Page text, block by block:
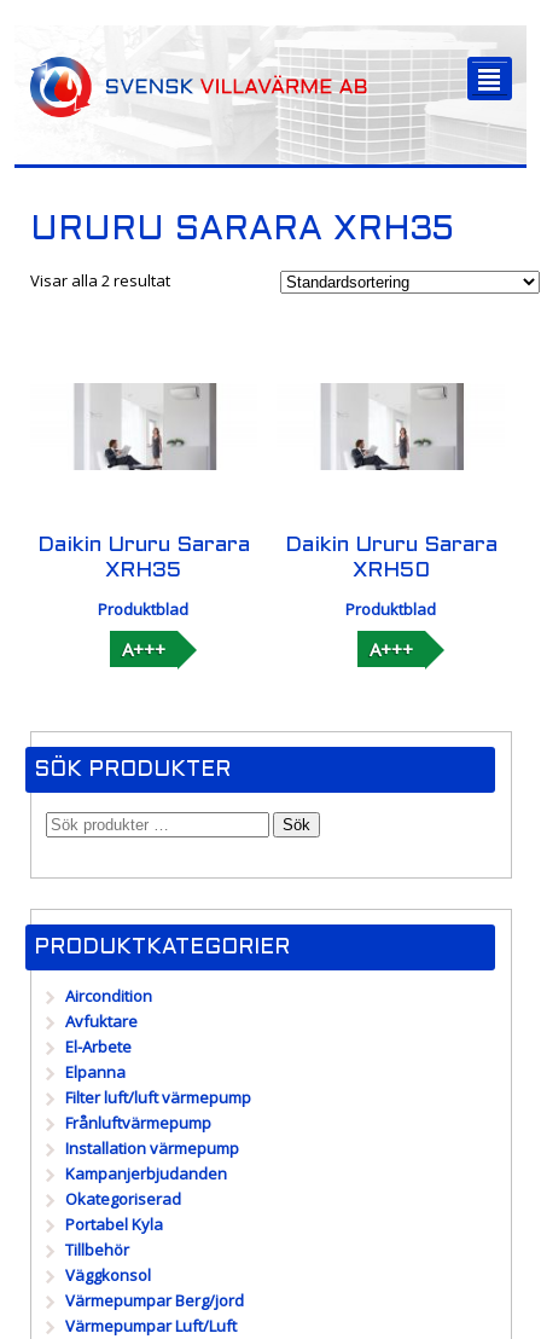
²
URURU SARARA XRH35
Visar alla 2 resultat
Daikin Ururu Sarara
XRH35
Produktblad
A+++
Daikin Ururu Sarara
XRH50
Produktblad
A+++
SÖK PRODUKTER
Sök
PRODUKTKATEGORIER
Aircondition
Avfuktare
El-Arbete
Elpanna
Filter luft/luft värmepump
Frånluftvärmepump
Installation värmepump
Kampanjerbjudanden
Okategoriserad
Portabel Kyla
Tillbehör
Väggkonsol
Värmepumpar Berg/jord
Värmepumpar Luft/Luft